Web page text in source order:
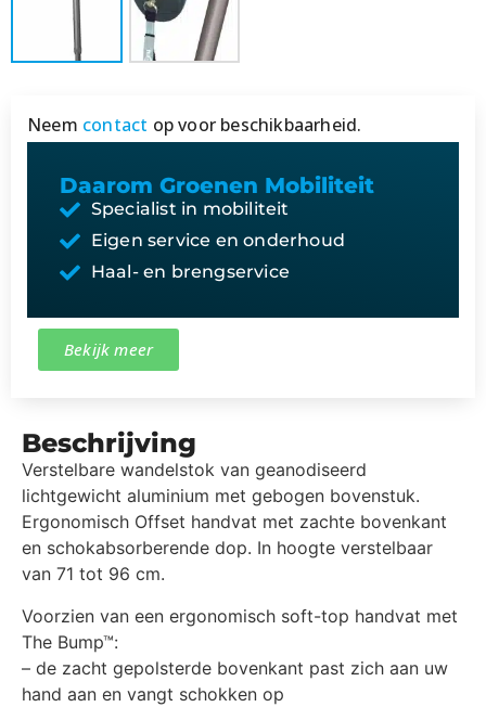
Neem contact op voor beschikbaarheid.
Daarom Groenen Mobiliteit
Specialist in mobiliteit
Eigen service en onderhoud
Haal- en brengservice
Bekijk meer
Beschrijving
Verstelbare wandelstok van geanodiseerd
lichtgewicht aluminium met gebogen bovenstuk.
Ergonomisch Offset handvat met zachte bovenkant
en schokabsorberende dop. In hoogte verstelbaar
van 71 tot 96 cm.
Voorzien van een ergonomisch soft-top handvat met
The Bump™:
– de zacht gepolsterde bovenkant past zich aan uw
hand aan en vangt schokken op